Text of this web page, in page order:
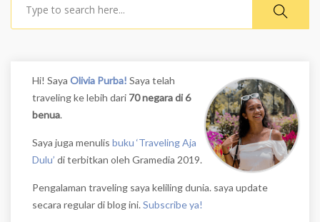
Hi! Saya Olivia Purba! Saya telah
traveling ke lebih dari 70 negara di 6
benua.
Saya juga menulis buku ‘Traveling Aja
Dulu’ di terbitkan oleh Gramedia 2019.
Pengalaman traveling saya keliling dunia. saya update
secara regular di blog ini. Subscribe ya!